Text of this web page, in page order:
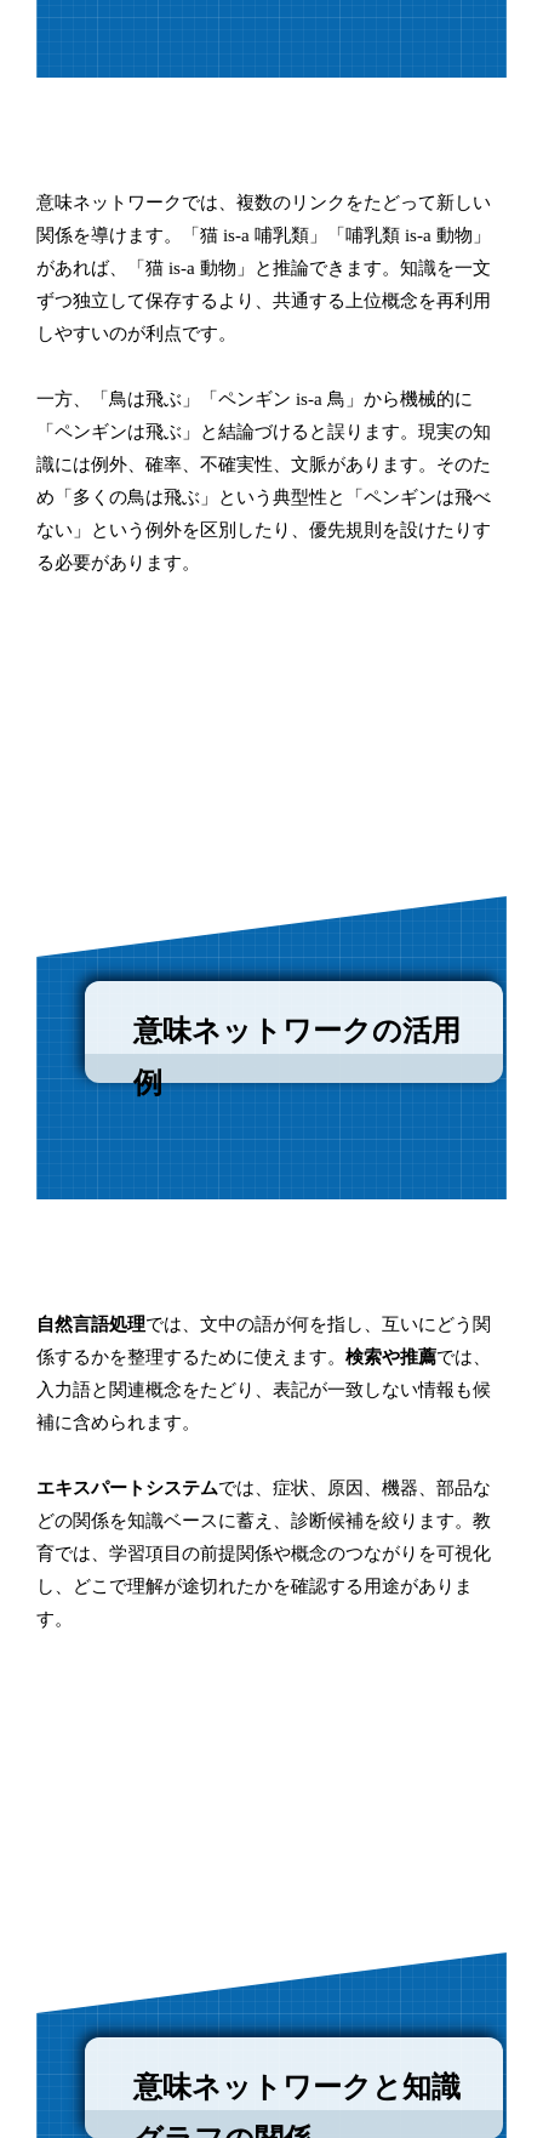
意味ネットワークでは、複数のリンクをたどって新しい
関係を導けます。「猫 is-a 哺乳類」「哺乳類 is-a 動物」
があれば、「猫 is-a 動物」と推論できます。知識を一文
ずつ独立して保存するより、共通する上位概念を再利用
しやすいのが利点です。
一方、「鳥は飛ぶ」「ペンギン is-a 鳥」から機械的に
「ペンギンは飛ぶ」と結論づけると誤ります。現実の知
識には例外、確率、不確実性、文脈があります。そのた
め「多くの鳥は飛ぶ」という典型性と「ペンギンは飛べ
ない」という例外を区別したり、優先規則を設けたりす
る必要があります。
意味ネットワークの活用
例
自然言語処理では、文中の語が何を指し、互いにどう関
係するかを整理するために使えます。検索や推薦では、
入力語と関連概念をたどり、表記が一致しない情報も候
補に含められます。
エキスパートシステムでは、症状、原因、機器、部品な
どの関係を知識ベースに蓄え、診断候補を絞ります。教
育では、学習項目の前提関係や概念のつながりを可視化
し、どこで理解が途切れたかを確認する用途がありま
す。
意味ネットワークと知識